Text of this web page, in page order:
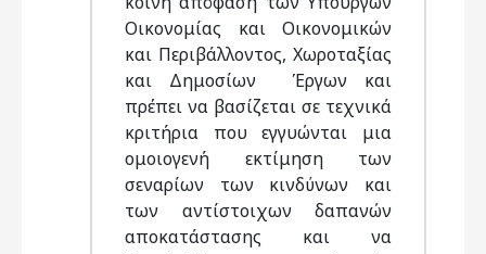
Οικονομίας και Οικονομικών
και Περιβάλλοντος, Χωροταξίας
και Δημοσίων Έργων και
πρέπει να βασίζεται σε τεχνικά
κριτήρια που εγγυώνται μια
ομοιογενή εκτίμηση των
σεναρίων των κινδύνων και
των αντίστοιχων δαπανών
αποκατάστασης και να